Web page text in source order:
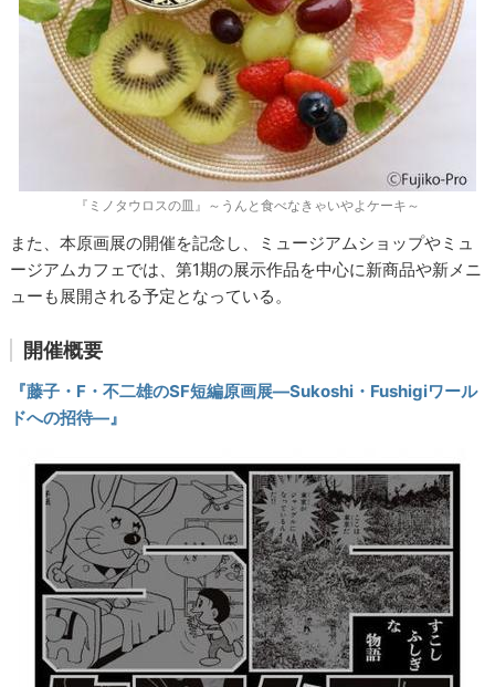
『ミノタウロスの皿』～うんと食べなきゃいやよケーキ～
また、本原画展の開催を記念し、ミュージアムショップやミュ
ージアムカフェでは、第1期の展示作品を中心に新商品や新メニ
ューも展開される予定となっている。
開催概要
『藤子・F・不二雄のSF短編原画展―Sukoshi・Fushigiワール
ドへの招待―』